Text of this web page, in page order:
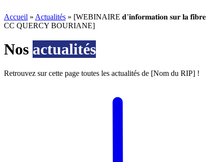
Accueil » Actualités » [WEBINAIRE 𝐝’𝐢𝐧𝐟𝐨𝐫𝐦𝐚𝐭𝐢𝐨𝐧 𝐬𝐮𝐫 𝐥𝐚 𝐟𝐢𝐛𝐫𝐞
CC QUERCY BOURIANE]
Nos actualités
Retrouvez sur cette page toutes les actualités de [Nom du RIP] !